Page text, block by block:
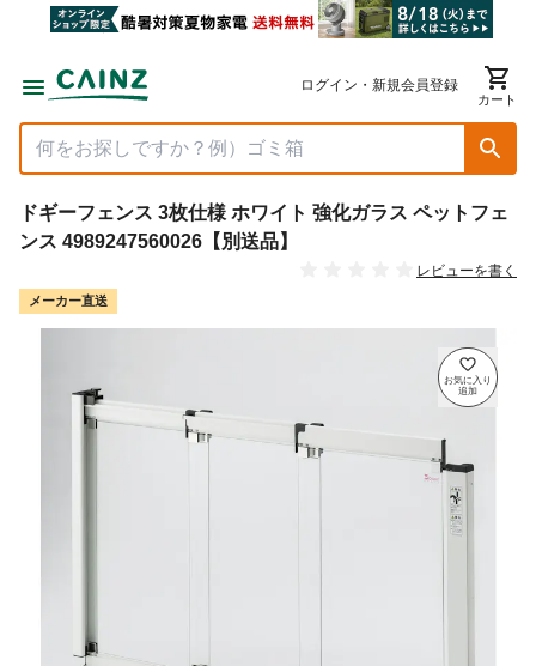
ログイン・新規会員登録
カート
ドギーフェンス 3枚仕様 ホワイト 強化ガラス ペットフェ
ンス 4989247560026【別送品】
レビューを書く
メーカー直送